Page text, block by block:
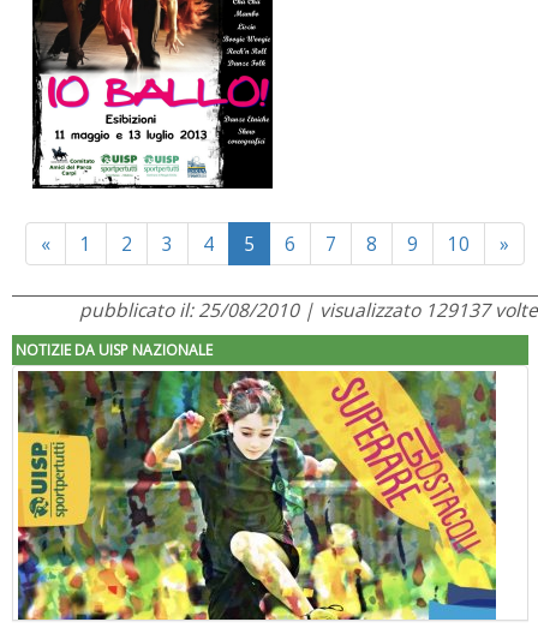
«Previous
1 2 3 4 5 6 7 8 9 10 »
pubblicato il: 25/08/2010 | visualizzato 129137 volte
NOTIZIE DA UISP NAZIONALE